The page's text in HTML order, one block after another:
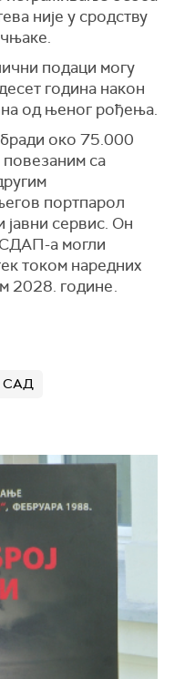
није у сродству
подаци могу
година након
од њеног рођења.
око 75.000
повезаним са
портпарол
сервис. Он
а могли
током наредних
2028. године.
САД